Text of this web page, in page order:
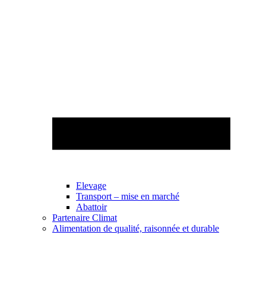
Elevage
Transport – mise en marché
Abattoir
Partenaire Climat
Alimentation de qualité, raisonnée et durable